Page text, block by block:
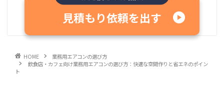
見積もり依頼を出す
HOME
業務用エアコンの選び方
飲食店・カフェ向け業務用エアコンの選び方：快適な空間作りと省エネのポイン
ト